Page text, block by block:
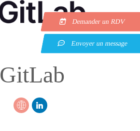
GitLab
Demander un RDV
Envoyer un message